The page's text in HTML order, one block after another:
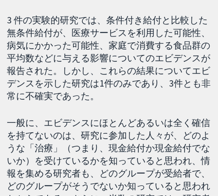
3 件の実験的研究では、条件付き給付と比較した
無条件給付が、医療サービスを利用した可能性、
病気にかかった可能性、家庭で消費する食品群の
平均数などに与える影響についてのエビデンスが
報告された。しかし、これらの結果についてエビ
デンスを示した研究は1件のみであり、3件とも非
常に不確実であった。
一般に、エビデンスにほとんどあるいは全く確信
を持てないのは、研究に参加した人々が、どのよ
うな「治療」（つまり、現金給付か現金給付でな
いか）を受けているかを知っていると思われ、情
報を集める研究者も、どのグループが受給者で、
どのグループがそうでないか知っていると思われ